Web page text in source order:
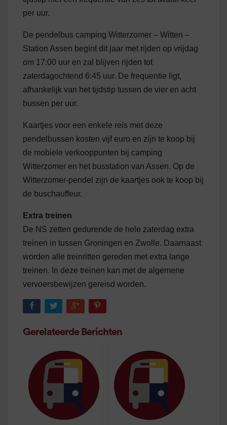
per uur.
De pendelbus camping Witterzomer – Witten –
Station Assen begint dit jaar met rijden op vrijdag
om 17:00 uur en zal blijven rijden tot
zaterdagochtend 6:45 uur. De frequentie ligt,
afhankelijk van het tijdstip tussen de vier en acht
bussen per uur.
Kaartjes voor een enkele reis met deze
pendelbussen kosten vijf euro en zijn te koop bij
de mobiele verkooppunten bij camping
Witterzomer en het busstation van Assen. Op de
Witterzomer-pendel zijn de kaartjes ook te koop bij
de buschauffeur.
Extra treinen
De NS zetten gedurende de hele zaterdag extra
treinen in tussen Groningen en Zwolle. Daarnaast
worden alle treinritten gereden met extra lange
treinen. In deze treinen kan met de algemene
vervoersbewijzen gereisd worden.
Gerelateerde Berichten